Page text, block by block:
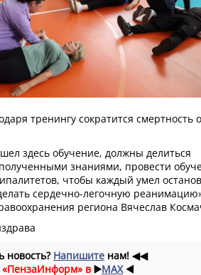
тренингу сократится смертность
здесь обучение, должны делиться
знаниями, провести
чтобы каждый умел
сердечно-легочную
региона Вячеслав
новость? Напишите нам! ◀◀
в ▶️MAX ◀️